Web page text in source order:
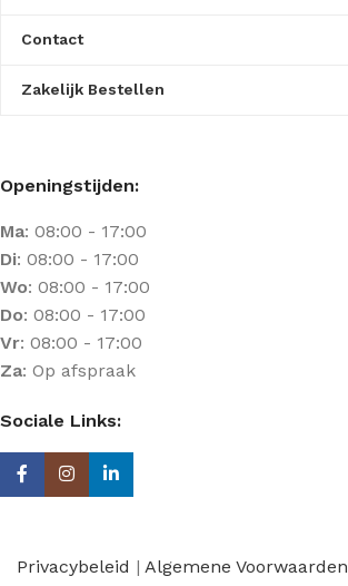
Contact
Zakelijk Bestellen
Openingstijden:
Ma: 08:00 - 17:00
Di: 08:00 - 17:00
Wo: 08:00 - 17:00
Do: 08:00 - 17:00
Vr: 08:00 - 17:00
Za: Op afspraak
Sociale Links:
Privacybeleid | Algemene Voorwaarden